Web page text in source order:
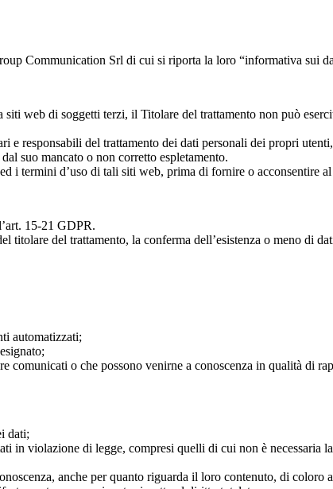
Communication Srl di cui si riporta la loro “informativa sui
siti web di soggetti terzi, il Titolare del trattamento non può
responsabili del trattamento dei dati personali dei propri
suo mancato o non corretto espletamento.
i termini d’uso di tali siti web, prima di fornire o acconsentire
15-21 GDPR.
del trattamento, la conferma dell’esistenza o meno di
automatizzati;
comunicati o che possono venirne a conoscenza in qualità di
dati;
in violazione di legge, compresi quelli di cui non è necessaria
anche per quanto riguarda il loro contenuto, di